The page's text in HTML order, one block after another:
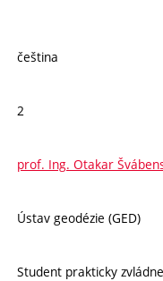
čeština
2
prof. Ing. Otakar
Ústav geodézie (GED)
Student prakticky